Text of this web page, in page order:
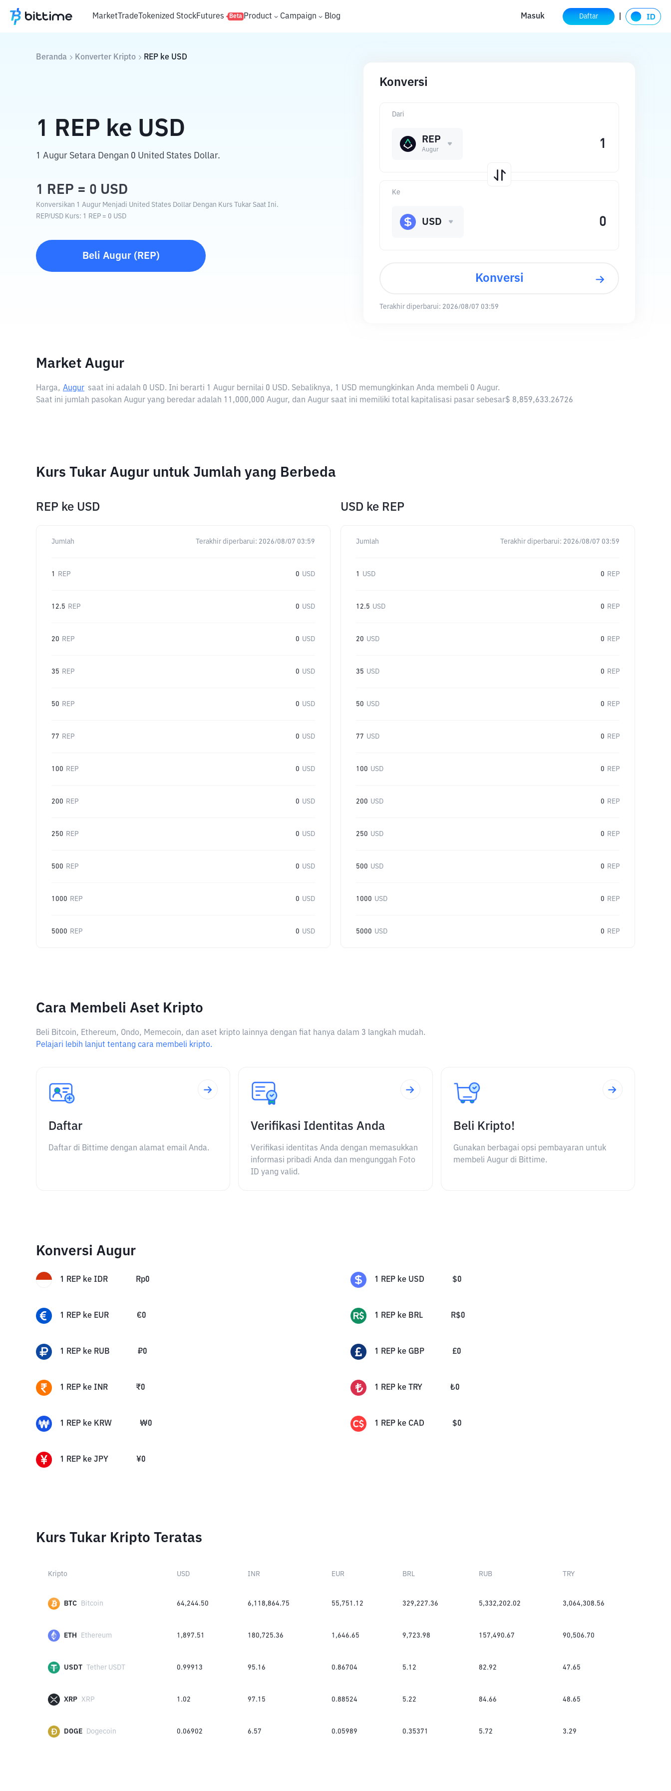
MarketTradeTokenized StockFutures Beta Product Campaign Blog Masuk Daftar
Beranda Konverter Kripto REP ke USD
1 REP ke USD
1 Augur Setara Dengan 0 United States Dollar.
1 REP = 0 USD
Konversikan 1 Augur Menjadi United States Dollar Dengan Kurs Tukar Saat Ini.
REP/USD Kurs: 1 REP = 0 USD
Beli Augur( REP)
Konversi
Dari
REP
Augur
Ke
USD
Konversi
Terakhir diperbarui: 2026/08/07 03:59
Market Augur
Harga, Augur saat ini adalah 0 USD. Ini berarti 1 Augur bernilai 0 USD. Sebaliknya, 1 USD memungkinkan Anda membeli 0 Augur.
Saat ini jumlah pasokan Augur yang beredar adalah 11,000,000 Augur, dan Augur saat ini memiliki total kapitalisasi pasar sebesar$ 8,859,633.26726
Kurs Tukar Augur untuk Jumlah yang Berbeda
REP ke USD
Jumlah Terakhir diperbarui: 2026/08/07 03:59
1 REP 0 USD
12.5 REP 0 USD
20 REP 0 USD
35 REP 0 USD
50 REP 0 USD
77 REP 0 USD
100 REP 0 USD
200 REP 0 USD
250 REP 0 USD
500 REP 0 USD
1000 REP 0 USD
5000 REP 0 USD
USD ke REP
Jumlah Terakhir diperbarui: 2026/08/07 03:59
1 USD 0 REP
12.5 USD 0 REP
20 USD 0 REP
35 USD 0 REP
50 USD 0 REP
77 USD 0 REP
100 USD 0 REP
200 USD 0 REP
250 USD 0 REP
500 USD 0 REP
1000 USD 0 REP
5000 USD 0 REP
Cara Membeli Aset Kripto
Beli Bitcoin, Ethereum, Ondo, Memecoin, dan aset kripto lainnya dengan fiat hanya dalam 3 langkah mudah.
Pelajari lebih lanjut tentang cara membeli kripto.
Daftar
Daftar di Bittime dengan alamat email Anda.
Verifikasi Identitas Anda
Verifikasi identitas Anda dengan memasukkan
informasi pribadi Anda dan mengunggah Foto
ID yang valid.
Beli Kripto!
Gunakan berbagai opsi pembayaran untuk
membeli Augur di Bittime.
Konversi Augur
1 REP ke IDR Rp0 1 REP ke USD $0
1 REP ke EUR €0 1 REP ke BRL R$0
1 REP ke RUB ₽0 1 REP ke GBP £0
1 REP ke INR ₹0 1 REP ke TRY ₺0
1 REP ke KRW ₩0 1 REP ke CAD $0
1 REP ke JPY ¥0
Kurs Tukar Kripto Teratas
Kripto USD INR EUR BRL RUB TRY
BTC Bitcoin 64,244.50 6,118,864.75 55,751.12 329,227.36 5,332,202.02 3,064,308.56
ETH Ethereum 1,897.51 180,725.36 1,646.65 9,723.98 157,490.67 90,506.70
USDT Tether USDT 0.99913 95.16 0.86704 5.12 82.92 47.65
XRP XRP 1.02 97.15 0.88524 5.22 84.66 48.65
DOGE Dogecoin 0.06902 6.57 0.05989 0.35371 5.72 3.29